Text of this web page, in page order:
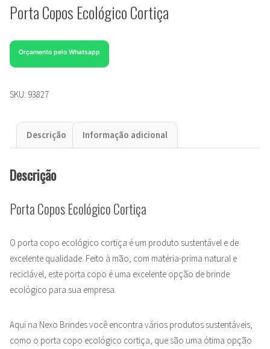
Porta Copos Ecológico Cortiça
Orçamento pelo Whatsapp
SKU: 93827
Descrição Informação adicional
Descrição
Porta Copos Ecológico Cortiça
O porta copo ecológico cortiça é um produto sustentável e de
excelente qualidade. Feito à mão, com matéria-prima natural e
reciclável, este porta copo é uma excelente opção de brinde
ecológico para sua empresa.
Aqui na Nexo Brindes você encontra vários produtos sustentáveis,
como o porta copo ecológico cortiça, que são uma ótima opção